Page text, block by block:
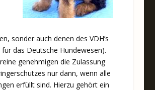
sonder auch denen des VDH’s
für das Deutsche Hundewesen).
genehmigen die Zulassung
nur dann, wenn alle
erfüllt sind. Hierzu gehört ein